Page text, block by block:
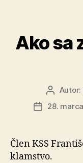
Ako sa
Autor
článku
Autor:
Dátum
28.
Člen KSS
klamstvo.